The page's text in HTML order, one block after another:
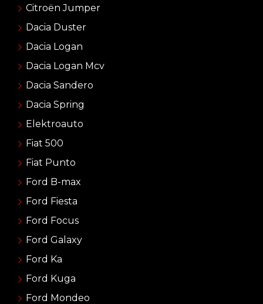
Citroën Jumper
Dacia Duster
Dacia Logan
Dacia Logan Mcv
Dacia Sandero
Dacia Spring
Elektroauto
Fiat 500
Fiat Punto
Ford B-max
Ford Fiesta
Ford Focus
Ford Galaxy
Ford Ka
Ford Kuga
Ford Mondeo